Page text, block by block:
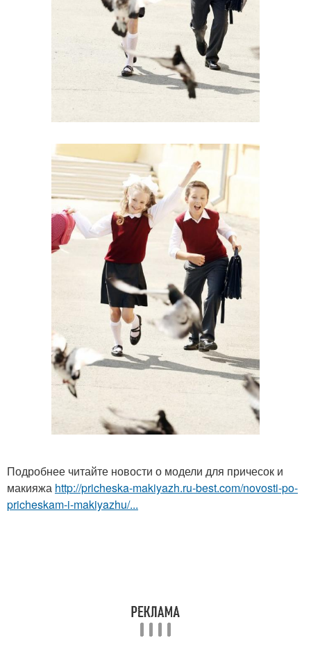
Подробнее читайте новости о модели для причесок и
макияжа http://pricheska-makiyazh.ru-best.com/novosti-po-
pricheskam-i-makiyazhu/...